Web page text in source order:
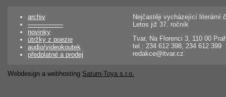
archiv
––––––––––
novinky
útržky z poezie
audio/videokoutek
předplatné a prodej
Nejčastěji vycházející literární
Letos již 37. ročník
Tvar, Na Florenci 3, 110 00
tel.: 234 612 398, 234 612 399
redakce@itvar.cz
Webdesign a webhosting Saturn-Toya s.r.o.